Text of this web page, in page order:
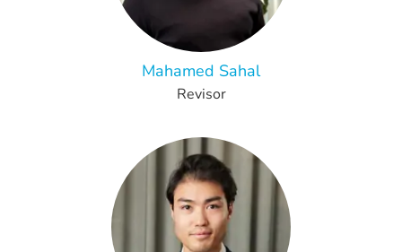
Mahamed Sahal
Revisor